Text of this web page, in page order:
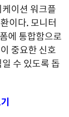
이션 워크플
이다. 모니터
에 통합함으로
중요한 신호
수 있도록 돕